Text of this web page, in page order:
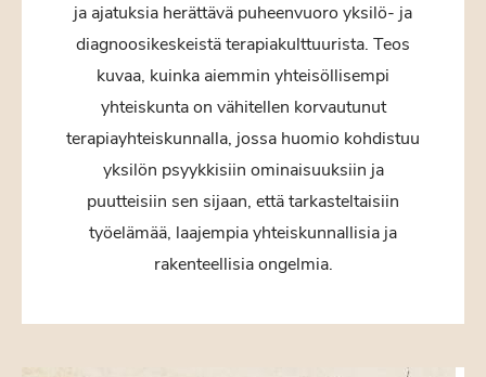
ja ajatuksia herättävä puheenvuoro yksilö- ja
diagnoosikeskeistä terapiakulttuurista. Teos
kuvaa, kuinka aiemmin yhteisöllisempi
yhteiskunta on vähitellen korvautunut
terapiayhteiskunnalla, jossa huomio kohdistuu
yksilön psyykkisiin ominaisuuksiin ja
puutteisiin sen sijaan, että tarkasteltaisiin
työelämää, laajempia yhteiskunnallisia ja
rakenteellisia ongelmia.